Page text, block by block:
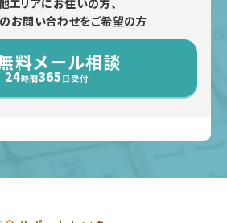
エリアにお住いの方、
お問い合わせをご希望の方
料メール相談
24時間365 日受付